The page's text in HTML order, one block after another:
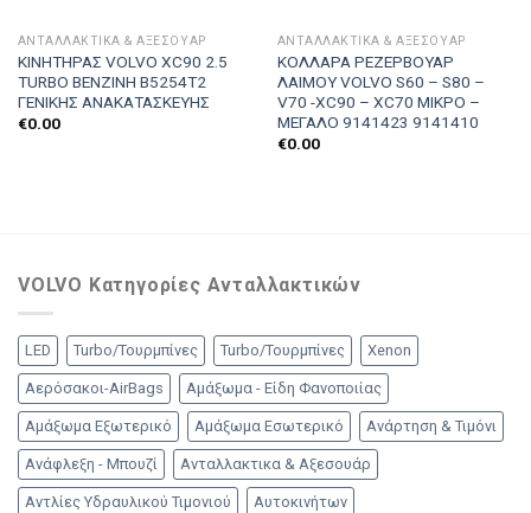
ΑΝΤΑΛΛΑΚΤΙΚΑ & ΑΞΕΣΟΥΆΡ
ΚΙΝΗΤΗΡΑΣ VOLVO XC90 2.5
TURBO ΒΕΝΖΙΝΗ B5254T2
ΓΕΝΙΚΗΣ ΑΝΑΚΑΤΑΣΚΕΥΗΣ
€0.00
ΑΝΤΑΛΛΑΚΤΙΚΑ & ΑΞΕΣΟΥΆΡ
ΚΟΛΛΑΡΑ ΡΕΖΕΡΒΟΥΑΡ
ΛΑΙΜΟΥ VOLVO S60 – S80 –
V70 -XC90 – XC70 ΜΙΚΡΟ –
ΜΕΓΑΛΟ 9141423 9141410
€0.00
VOLVO Κατηγορίες Ανταλλακτικών
LED Turbo/Τουρμπίνες Turbo/Τουρμπίνες Xenon
Αερόσακοι-AirBags Αμάξωμα - Είδη Φανοποιίας
Αμάξωμα Εξωτερικό Αμάξωμα Εσωτερικό Ανάρτηση & Τιμόνι
Ανάφλεξη - Μπουζί Ανταλλακτικα & Αξεσουάρ
Αντλίες Υδραυλικού Τιμονιού Αυτοκινήτων